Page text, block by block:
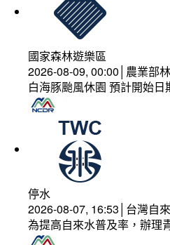
國家森林遊樂區
2026-08-09, 00:00│農業部
白海豚颱風休園 預計開始
停水
2026-08-07, 16:53│台灣自
為提高自來水普及率，辦理